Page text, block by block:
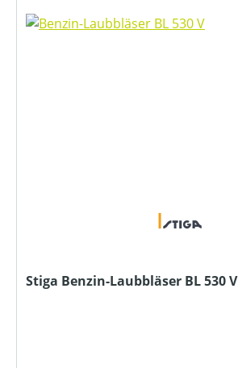
Stiga Benzin-Laubbläser BL 530 V